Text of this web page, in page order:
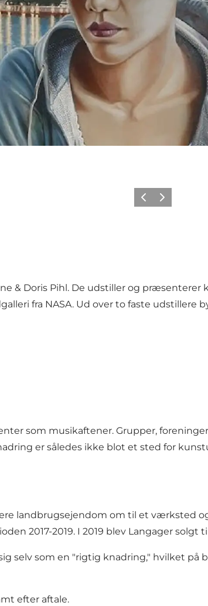
ForrigeNæste
& Doris Pihl. De udstiller og
fra NASA. Ud over to faste udstillere
som musikaftener. Grupper,
er således ikke blot et sted for
landbrugsejendom om til et værksted
2017-2019. I 2019 blev Langager solgt
selv som en "rigtig knadring," hvilket
efter aftale.